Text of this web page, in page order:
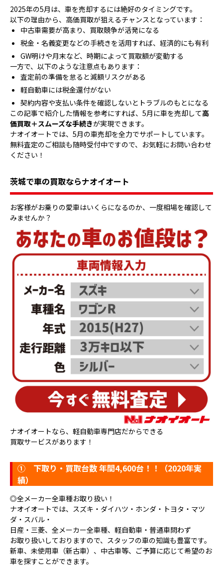
2025年の5月は、車を売却するには絶好のタイミングです。
以下の理由から、高価買取が狙えるチャンスとなっています：
中古車需要が高まり、買取競争が活発になる
税金・名義変更などの手続きを活用すれば、経済的にも有利
GW明けや月末など、時期によって買取額が変動する
一方で、以下のような注意点もあります：
査定前の準備を怠ると減額リスクがある
軽自動車には税金還付がない
契約内容や支払い条件を確認しないとトラブルのもとになる
この記事で紹介した情報を参考にすれば、5月に車を売却して高
価買取＋スムーズな手続きが実現できます。
ナオイオートでは、5月の車売却を全力でサポートしています。
無料査定のご相談も随時受付中ですので、お気軽にお問い合わせ
ください！
茨城で車の買取ならナオイオート
お客様がお乗りの愛車はいくらになるのか、一度相場を確認して
みませんか？
ナオイオートなら、軽自動車専門店だからできる
買取サービスがあります！
① 下取り・買取台数 年間4,600台！！（2020年実
績）
◎全メーカー全車種お取り扱い！
ナオイオートでは、スズキ・ダイハツ・ホンダ・トヨタ・マツ
ダ・スバル・
日産・三菱、全メーカー全車種、軽自動車・普通車問わず
お取り扱いしておりますので、スタッフの車の知識も豊富です。
新車、未使用車（新古車）、中古車等、ご予算に応じて希望のお
車を探すことができます。